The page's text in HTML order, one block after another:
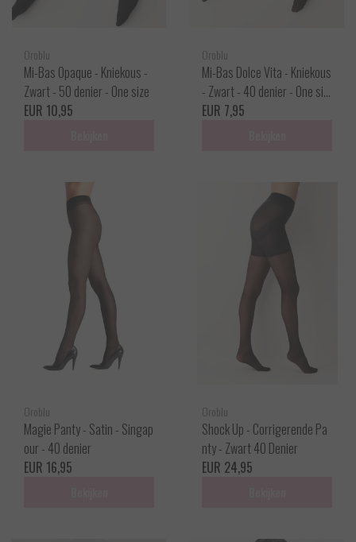
Oroblu
Mi-Bas Opaque - Kniekous -
Zwart - 50 denier - One size
EUR 10,95
Oroblu
Mi-Bas Dolce Vita - Kniekous
- Zwart - 40 denier - One siz
e
EUR 7,95
Oroblu
Magie Panty - Satin - Singap
our - 40 denier
EUR 16,95
Oroblu
Shock Up - Corrigerende Pa
nty - Zwart 40 Denier
EUR 24,95